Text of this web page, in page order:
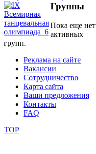
Группы
Пока еще нет
активных
групп.
Реклама на сайте
Вакансии
Сотрудничество
Карта сайта
Ваши предложения
Контакты
FAQ
TOP